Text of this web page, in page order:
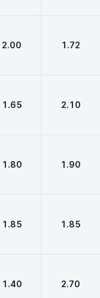
2.00 1.72
1.65 2.10
1.80 1.90
1.85 1.85
1.40 2.70